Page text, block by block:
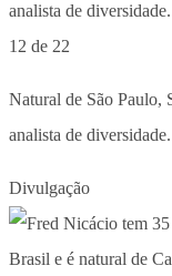
12 de 22
Natural de São Paulo,
analista de
Divulgação